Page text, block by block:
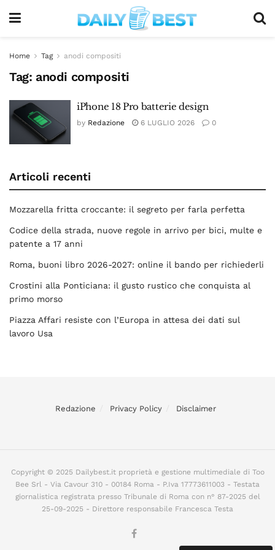
Home Tag anodi compositi
Tag: anodi compositi
iPhone 18 Pro batterie design
by Redazione 6 LUGLIO 2026 0
Articoli recenti
Mozzarella fritta croccante: il segreto per farla perfetta
Codice della strada, nuove regole in arrivo per bici, multe e
patente a 17 anni
Roma, buoni libro 2026-2027: online il bando per richiederli
Crostini alla Ponticiana: il gusto rustico che conquista al
primo morso
Piazza Affari resiste con l’Europa in attesa dei dati sul
lavoro Usa
Redazione Privacy Policy Disclaimer
Copyright © 2025 Dailybest.it proprietà e gestione multimediale di Too
Bee Srl - Via Cavour 310 - 00184 Roma - P.Iva 17773611003 - Testata
giornalistica registrata presso Tribunale di Roma con n° 87-2025 del
25-09-2025 - Direttore responsabile Francesca Testa